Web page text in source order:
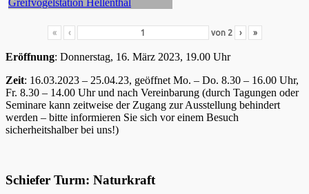
« ‹ von 2 › »
Eröffnung: Donnerstag, 16. März 2023, 19.00 Uhr
Zeit: 16.03.2023 – 25.04.23, geöffnet Mo. – Do. 8.30 – 16.00 Uhr,
Fr. 8.30 – 14.00 Uhr und nach Vereinbarung (durch Tagungen oder
Seminare kann zeitweise der Zugang zur Ausstellung behindert
werden – bitte informieren Sie sich vor einem Besuch
sicherheitshalber bei uns!)
Schiefer Turm: Naturkraft